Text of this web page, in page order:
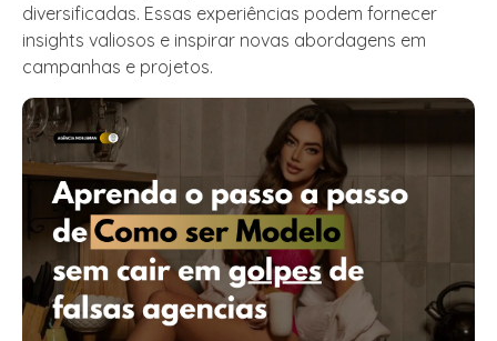
diversificadas. Essas experiências podem fornecer
insights valiosos e inspirar novas abordagens em
campanhas e projetos.